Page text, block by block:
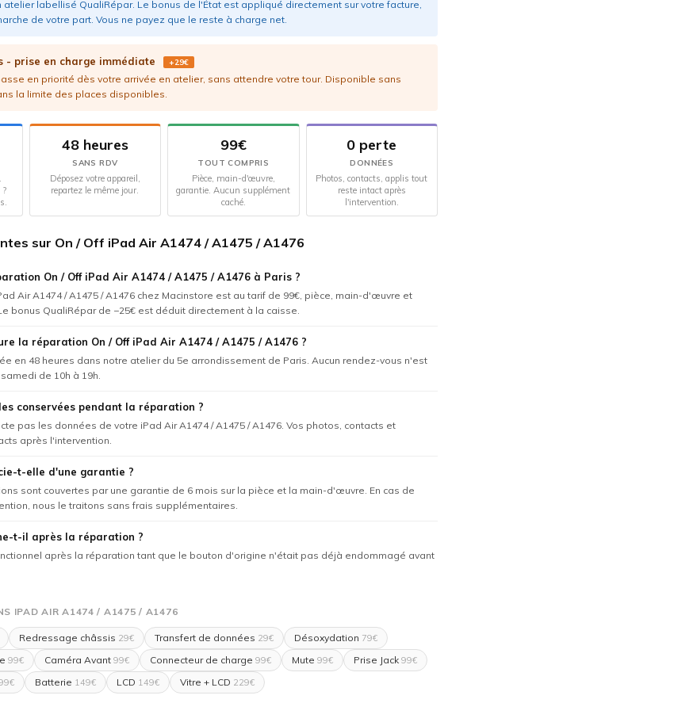
atelier labellisé QualiRépar. Le bonus de l'État est appliqué directement sur votre facture,
de votre part. Vous ne payez que le reste à charge net.
- prise en charge immédiate +29€
en priorité dès votre arrivée en atelier, sans attendre votre tour. Disponible sans
la limite des places disponibles.
48 heures
SANS RDV
Déposez votre appareil,
repartez le même jour.
99€
TOUT COMPRIS
Pièce, main-d'œuvre,
garantie. Aucun supplément
caché.
0 perte
DONNÉES
Photos, contacts, applis tout
reste intact après
l'intervention.
sur On / Off iPad Air A1474 / A1475 / A1476
On / Off iPad Air A1474 / A1475 / A1476 à Paris ?
Air A1474 / A1475 / A1476 chez Macinstore est au tarif de 99€, pièce, main-d'œuvre et
bonus QualiRépar de −25€ est déduit directement à la caisse.
la réparation On / Off iPad Air A1474 / A1475 / A1476 ?
en 48 heures dans notre atelier du 5e arrondissement de Paris. Aucun rendez-vous n'est
de 10h à 19h.
conservées pendant la réparation ?
pas les données de votre iPad Air A1474 / A1475 / A1476. Vos photos, contacts et
après l'intervention.
t-elle d'une garantie ?
sont couvertes par une garantie de 6 mois sur la pièce et la main-d'œuvre. En cas de
nous le traitons sans frais supplémentaires.
t-il après la réparation ?
après la réparation tant que le bouton d'origine n'était pas déjà endommagé avant
IPAD AIR A1474 / A1475 / A1476
Redressage châssis 29€ Transfert de données 29€ Désoxydation 79€
99€ Caméra Avant 99€ Connecteur de charge 99€ Mute 99€ Prise Jack 99€
Batterie 149€ LCD 149€ Vitre + LCD 229€